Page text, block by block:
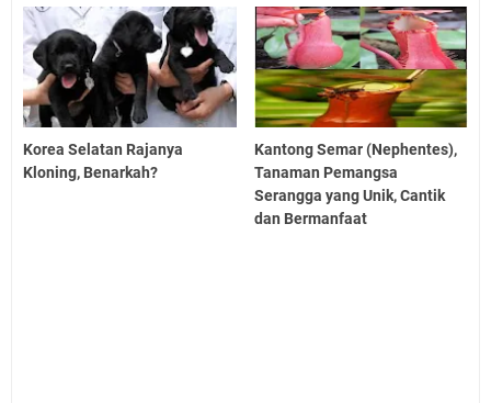
Korea Selatan Rajanya
Kloning, Benarkah?
Kantong Semar (Nephentes),
Tanaman Pemangsa
Serangga yang Unik, Cantik
dan Bermanfaat